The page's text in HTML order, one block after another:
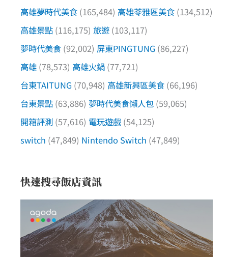
高雄夢時代美食 (165,484) 高雄苓雅區美食 (134,512)
高雄景點 (116,175) 旅遊 (103,117)
夢時代美食 (92,002) 屏東PINGTUNG (86,227)
高雄 (78,573) 高雄火鍋 (77,721)
台東TAITUNG (70,948) 高雄新興區美食 (66,196)
台東景點 (63,886) 夢時代美食懶人包 (59,065)
開箱評測 (57,616) 電玩遊戲 (54,125)
switch (47,849) Nintendo Switch (47,849)
快速搜尋飯店資訊